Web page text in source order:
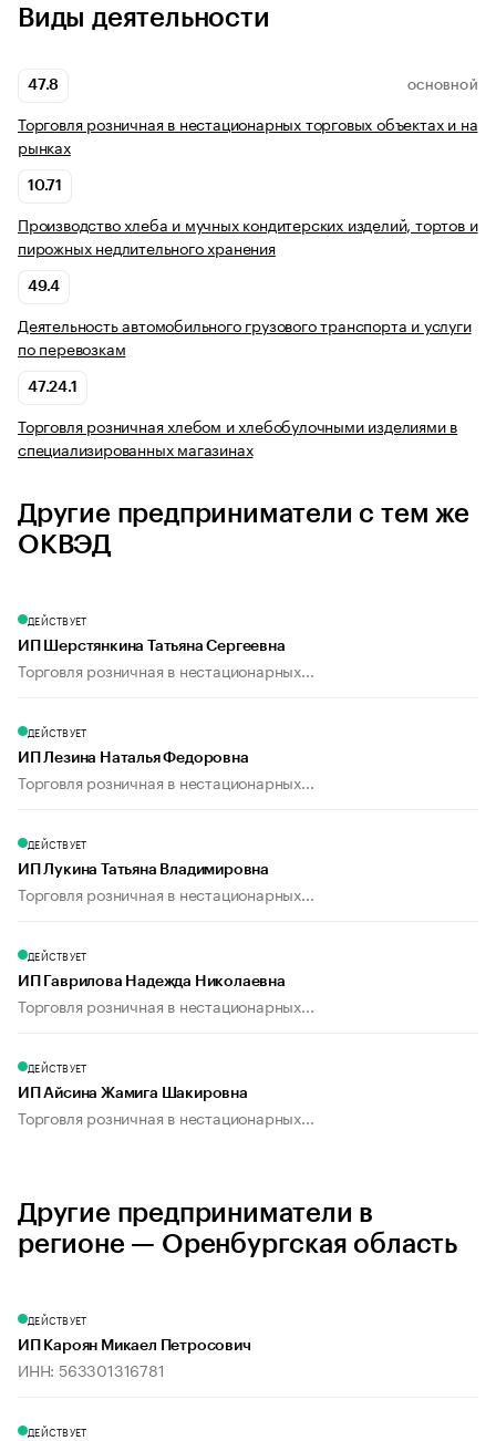
Виды деятельности
47.8 ОСНОВНОЙ
Торговля розничная в нестационарных торговых объектах и на
рынках
10.71
Производство хлеба и мучных кондитерских изделий, тортов и
пирожных недлительного хранения
49.4
Деятельность автомобильного грузового транспорта и услуги
по перевозкам
47.24.1
Торговля розничная хлебом и хлебобулочными изделиями в
специализированных магазинах
Другие предприниматели с тем же
ОКВЭД
ДЕЙСТВУЕТ
ИП Шерстянкина Татьяна Сергеевна
Торговля розничная в нестационарных...
ДЕЙСТВУЕТ
ИП Лезина Наталья Федоровна
Торговля розничная в нестационарных...
ДЕЙСТВУЕТ
ИП Лукина Татьяна Владимировна
Торговля розничная в нестационарных...
ДЕЙСТВУЕТ
ИП Гаврилова Надежда Николаевна
Торговля розничная в нестационарных...
ДЕЙСТВУЕТ
ИП Айсина Жамига Шакировна
Торговля розничная в нестационарных...
Другие предприниматели в
регионе — Оренбургская область
ДЕЙСТВУЕТ
ИП Кароян Микаел Петросович
ИНН: 563301316781
ДЕЙСТВУЕТ